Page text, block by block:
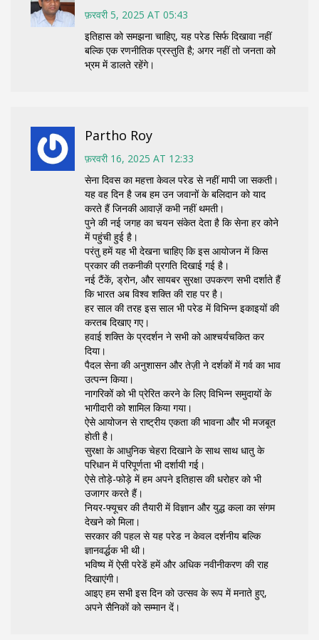
फ़रवरी 5, 2025 AT 05:43
इतिहास को समझना चाहिए, यह परेड सिर्फ दिखावा नहीं
बल्कि एक रणनीतिक प्रस्तुति है; अगर नहीं तो जनता को
भ्रम में डालते रहेंगे।
Partho Roy
फ़रवरी 16, 2025 AT 12:33
सेना दिवस का महत्ता केवल परेड से नहीं मापी जा सकती।
यह वह दिन है जब हम उन जवानों के बलिदान को याद
करते हैं जिनकी आवाज़ें कभी नहीं थमती।
पुने की नई जगह का चयन संकेत देता है कि सेना हर कोने
में पहुंची हुई है।
परंतु हमें यह भी देखना चाहिए कि इस आयोजन में किस
प्रकार की तकनीकी प्रगति दिखाई गई है।
नई टैंकें, ड्रोन, और सायबर सुरक्षा उपकरण सभी दर्शाते हैं
कि भारत अब विश्व शक्ति की राह पर है।
हर साल की तरह इस साल भी परेड में विभिन्न इकाइयों की
करतब दिखाए गए।
हवाई शक्ति के प्रदर्शन ने सभी को आश्चर्यचकित कर
दिया।
पैदल सेना की अनुशासन और तेज़ी ने दर्शकों में गर्व का भाव
उत्पन्न किया।
नागरिकों को भी प्रेरित करने के लिए विभिन्न समुदायों के
भागीदारी को शामिल किया गया।
ऐसे आयोजन से राष्ट्रीय एकता की भावना और भी मजबूत
होती है।
सुरक्षा के आधुनिक चेहरा दिखाने के साथ साथ धातु के
परिधान में परिपूर्णता भी दर्शायी गई।
ऐसे तोड़े-फोड़े में हम अपने इतिहास की धरोहर को भी
उजागर करते हैं।
नियर-फ्यूचर की तैयारी में विज्ञान और युद्ध कला का संगम
देखने को मिला।
सरकार की पहल से यह परेड न केवल दर्शनीय बल्कि
ज्ञानवर्द्धक भी थी।
भविष्य में ऐसी परेडें हमें और अधिक नवीनीकरण की राह
दिखाएंगी।
आइए हम सभी इस दिन को उत्सव के रूप में मनाते हुए,
अपने सैनिकों को सम्मान दें।